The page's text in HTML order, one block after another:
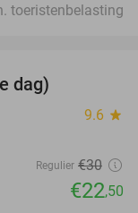
toeristenbelasting
dag)
9.6 star
Regulier €30
€22,50